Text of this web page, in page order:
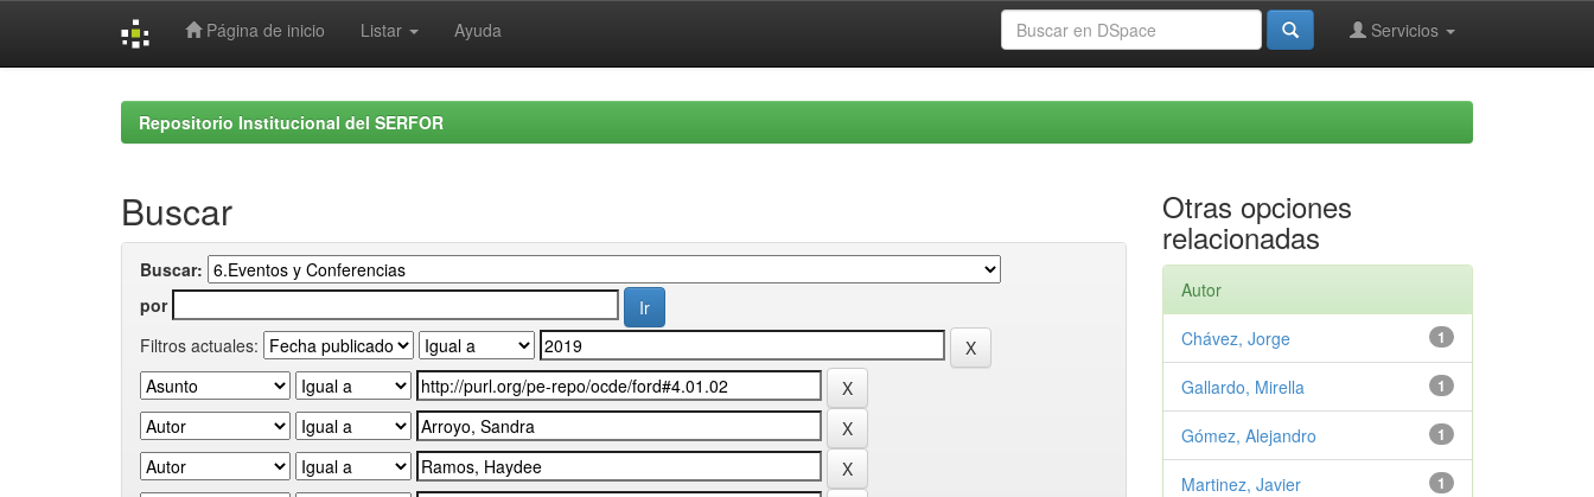
Página de inicio Listar Ayuda Servicios
Repositorio Institucional del SERFOR
Buscar
Buscar:
por
Filtros actuales:
Otras opciones
relacionadas
Autor
1
Chávez, Jorge
1
Gallardo, Mirella
1
Gómez, Alejandro
1
Martinez, Javier